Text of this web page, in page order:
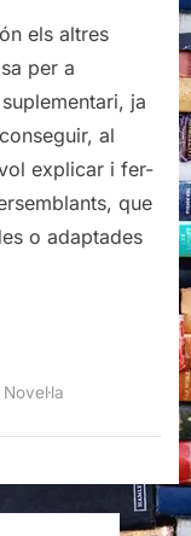
els altres
per a
ja
al
explicar i fer-
que
o adaptades
Novel·la